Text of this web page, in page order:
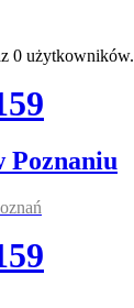
0 użytkowników.